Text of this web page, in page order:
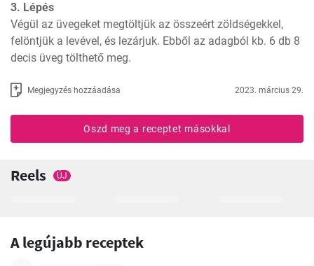
3. Lépés
Végül az üvegeket megtöltjük az összeért zöldségekkel,
felöntjük a levével, és lezárjuk. Ebből az adagból kb. 6 db 8
decis üveg tölthető meg.
Megjegyzés hozzáadása 2023. március 29.
Oszd meg a receptet másokkal
Reels ÚJ
A legújabb receptek